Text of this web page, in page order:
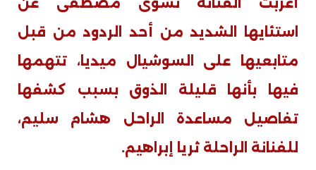
استئايها الشديد من أحد الردود من قبل
متابعيها على السوشيال ميديا، تتهمها
فيها بأنها قليلة الذوق بسبب كشفها
تفاصيل مساعدة الراحل هشام سليم،
للفنانة الراحلة ثريا إبراهيم.